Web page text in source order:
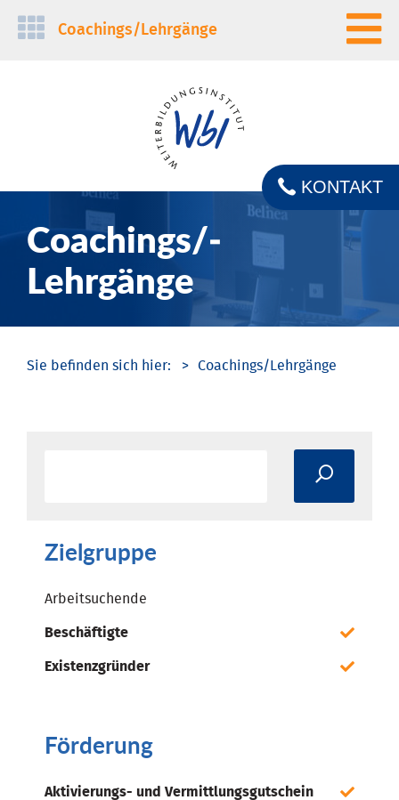
Navigation
Coachings/­Lehrgänge
Coachings/­
Lehrgänge
KONTAKT
Coachings/­Lehrgänge
Zielgruppe
Arbeitsuchende
Beschäftigte
Existenzgründer
Förderung
Aktivierungs- und Vermittlungsgutschein